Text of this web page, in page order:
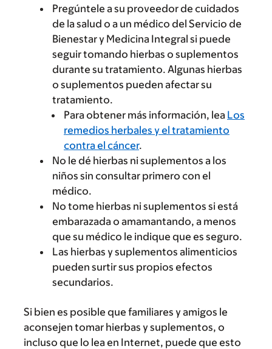
Pregúntele a su proveedor de cuidados
de la salud o a un médico del Servicio de
Bienestar y Medicina Integral si puede
seguir tomando hierbas o suplementos
durante su tratamiento. Algunas hierbas
o suplementos pueden afectar su
tratamiento.
Para obtener más información, lea Los
remedios herbales y el tratamiento
contra el cáncer.
No le dé hierbas ni suplementos a los
niños sin consultar primero con el
médico.
No tome hierbas ni suplementos si está
embarazada o amamantando, a menos
que su médico le indique que es seguro.
Las hierbas y suplementos alimenticios
pueden surtir sus propios efectos
secundarios.
Si bien es posible que familiares y amigos le
aconsejen tomar hierbas y suplementos, o
incluso que lo lea en Internet, puede que esto